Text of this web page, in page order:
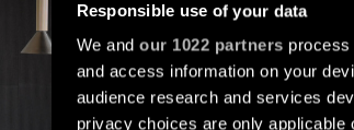
Responsible use of your data
We and our 1022 partners
and access information on your
audience research and services
privacy choices are only applicable